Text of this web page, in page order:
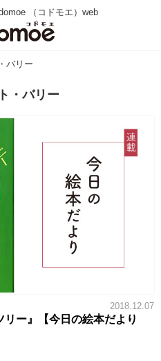
（コドモエ）web
バリー
・バリー
2018.12.07
リー』【今日の絵本だより